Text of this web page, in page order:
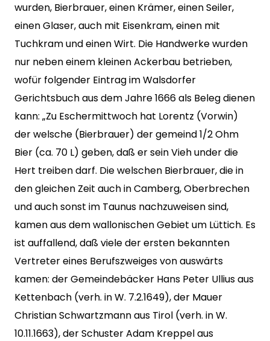
wurden, Bierbrauer, einen Krämer, einen Seiler,
einen Glaser, auch mit Eisenkram, einen mit
Tuchkram und einen Wirt. Die Handwerke wurden
nur neben einem kleinen Ackerbau betrieben,
wofür folgender Eintrag im Walsdorfer
Gerichtsbuch aus dem Jahre 1666 als Beleg dienen
kann: „Zu Eschermittwoch hat Lorentz (Vorwin)
der welsche (Bierbrauer) der gemeind 1/2 Ohm
Bier (ca. 70 L) geben, daß er sein Vieh under die
Hert treiben darf. Die welschen Bierbrauer, die in
den gleichen Zeit auch in Camberg, Oberbrechen
und auch sonst im Taunus nachzuweisen sind,
kamen aus dem wallonischen Gebiet um Lüttich. Es
ist auffallend, daß viele der ersten bekannten
Vertreter eines Berufszweiges von auswärts
kamen: der Gemeindebäcker Hans Peter Ullius aus
Kettenbach (verh. in W. 7.2.1649), der Mauer
Christian Schwartzmann aus Tirol (verh. in W.
10.11.1663), der Schuster Adam Kreppel aus